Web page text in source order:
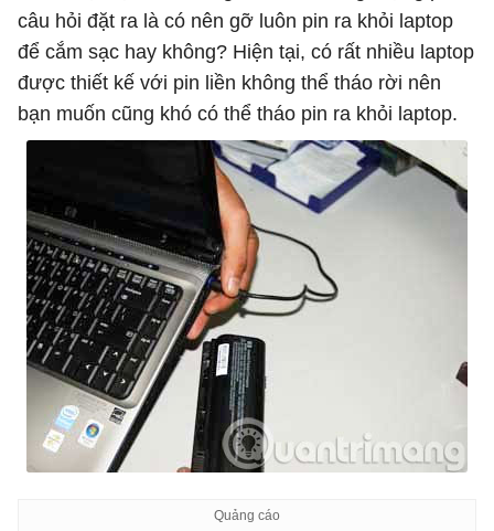
câu hỏi đặt ra là có nên gỡ luôn pin ra khỏi laptop
để cắm sạc hay không? Hiện tại, có rất nhiều laptop
được thiết kế với pin liền không thể tháo rời nên
bạn muốn cũng khó có thể tháo pin ra khỏi laptop.